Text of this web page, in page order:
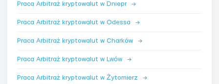
Praca Arbitraż kryptowalut w Dniepr →
Praca Arbitraż kryptowalut w Odessa →
Praca Arbitraż kryptowalut w Charków →
Praca Arbitraż kryptowalut w Lwów →
Praca Arbitraż kryptowalut w Żytomierz →